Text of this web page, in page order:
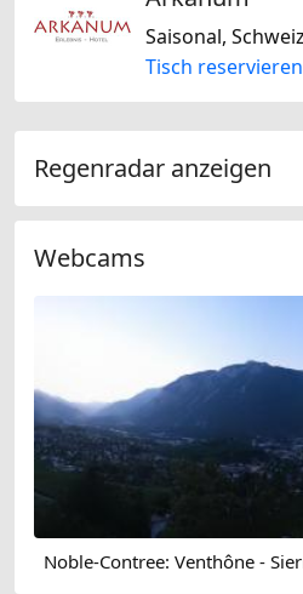
Tisch reservieren
Regenradar anzeigen
Webcams